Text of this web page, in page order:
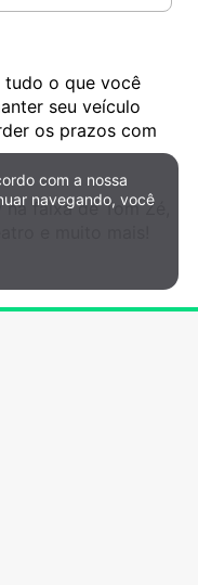
tudo o que você
seu veículo
os prazos com
faixa de Tom Zé,
e muito mais!
com a nossa
navegando, você